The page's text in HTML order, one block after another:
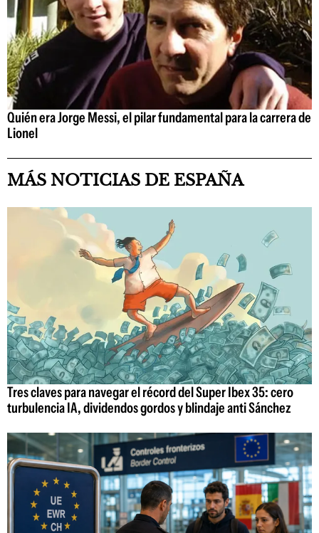
Quién era Jorge Messi, el pilar fundamental para la carrera de
Lionel
MÁS NOTICIAS DE ESPAÑA
Tres claves para navegar el récord del Super Ibex 35: cero
turbulencia IA, dividendos gordos y blindaje anti Sánchez